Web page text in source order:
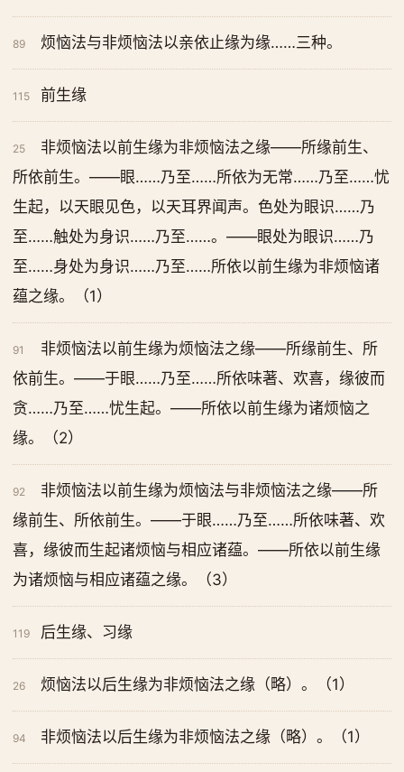
89 烦恼法与非烦恼法以亲依止缘为缘……三种。
115 前生缘
25
非烦恼法以前生缘为非烦恼法之缘——所缘前生、
所依前生。——眼……乃至……所依为无常……乃至……忧
生起，以天眼见色，以天耳界闻声。色处为眼识……乃
至……触处为身识……乃至……。——眼处为眼识……乃
至……身处为身识……乃至……所依以前生缘为非烦恼诸
蕴之缘。（1）
91
非烦恼法以前生缘为烦恼法之缘——所缘前生、所
依前生。——于眼……乃至……所依味著、欢喜，缘彼而
贪……乃至……忧生起。——所依以前生缘为诸烦恼之
缘。（2）
92
非烦恼法以前生缘为烦恼法与非烦恼法之缘——所
缘前生、所依前生。——于眼……乃至……所依味著、欢
喜，缘彼而生起诸烦恼与相应诸蕴。——所依以前生缘
为诸烦恼与相应诸蕴之缘。（3）
119 后生缘、习缘
26 烦恼法以后生缘为非烦恼法之缘（略）。（1）
94 非烦恼法以后生缘为非烦恼法之缘（略）。（1）